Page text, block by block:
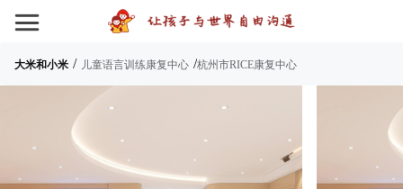
大米和小米 / 儿童语言训练康复中心 /杭州市RICE康复中心